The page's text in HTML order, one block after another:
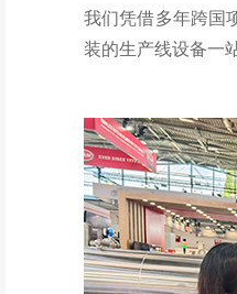
我们凭借多年跨国
装的生产线设备一